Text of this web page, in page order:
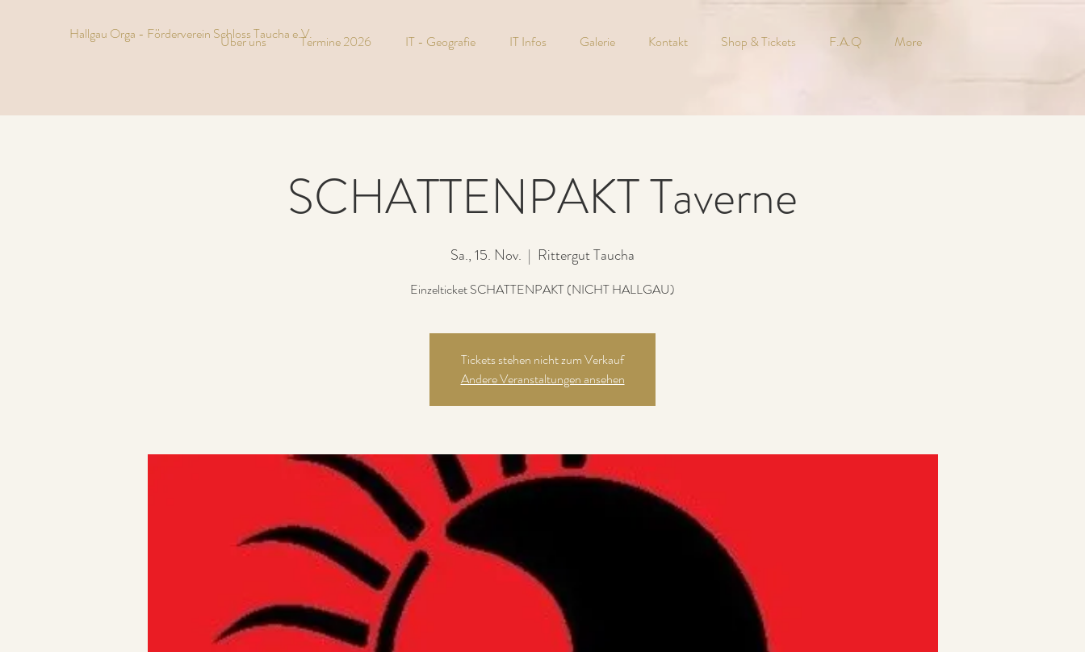
Hallgau Orga - Förderverein Schloss Taucha e.V.
Über uns Termine 2026 IT - Geografie IT Infos Galerie Kontakt Shop & Tickets F.A.Q More
SCHATTENPAKT Taverne
Sa., 15. Nov.
  |
Rittergut Taucha
Einzelticket SCHATTENPAKT (NICHT HALLGAU)
Tickets stehen nicht zum Verkauf
Andere Veranstaltungen ansehen